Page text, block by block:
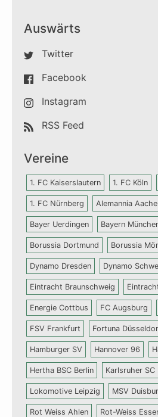
Auswärts
Twitter
Facebook
Instagram
RSS Feed
Vereine
1. FC Kaiserslautern 1. FC Köln
1. FC Nürnberg Alemannia
Bayer Uerdingen Bayern
Borussia Dortmund Borussia
Dynamo Dresden Dynamo
Eintracht Braunschweig
Energie Cottbus FC Augsburg
FSV Frankfurt Fortuna
Hamburger SV Hannover 96
Hertha BSC Berlin Karlsruher SC
Lokomotive Leipzig MSV
Rot Weiss Ahlen Rot-Weiss